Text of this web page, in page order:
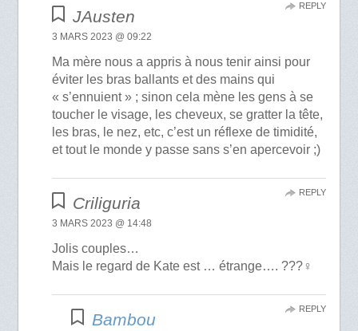
JAusten
3 MARS 2023 @ 09:22
Ma mère nous a appris à nous tenir ainsi pour
éviter les bras ballants et des mains qui
« s’ennuient » ; sinon cela mène les gens à se
toucher le visage, les cheveux, se gratter la tête,
les bras, le nez, etc, c’est un réflexe de timidité,
et tout le monde y passe sans s’en apercevoir ;)
REPLY
Criliguria
3 MARS 2023 @ 14:48
Jolis couples…
Mais le regard de Kate est … étrange…. ???‍♀️
REPLY
Bambou
REPLY